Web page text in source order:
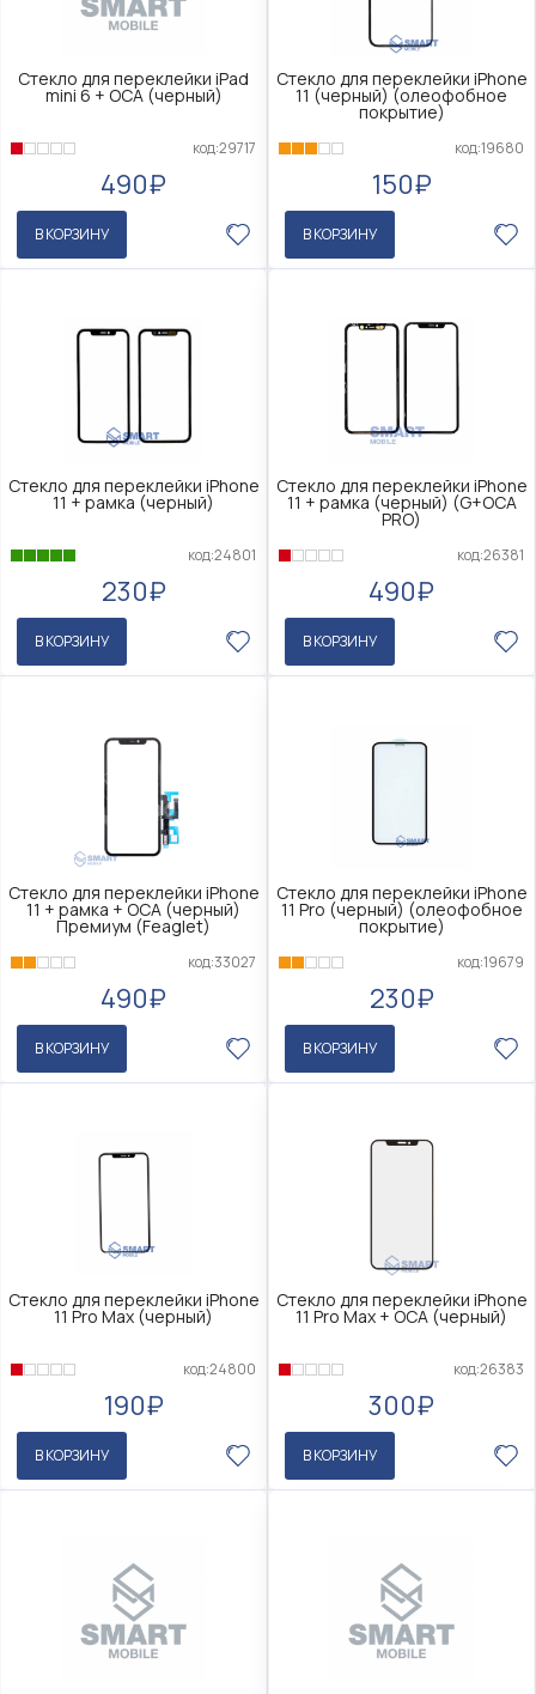
Стекло для переклейки iPad
mini 6 + OCA (черный)
код:29717
490₽
В КОРЗИНУ
Стекло для переклейки iPhone
11 (черный) (олеофобное
покрытие)
код:19680
150₽
В КОРЗИНУ
Стекло для переклейки iPhone
11 + рамка (черный)
код:24801
230₽
В КОРЗИНУ
Стекло для переклейки iPhone
11 + рамка (черный) (G+OCA
PRO)
код:26381
490₽
В КОРЗИНУ
Стекло для переклейки iPhone
11 + рамка + OCA (черный)
Премиум (Feaglet)
код:33027
490₽
В КОРЗИНУ
Стекло для переклейки iPhone
11 Pro (черный) (олеофобное
покрытие)
код:19679
230₽
В КОРЗИНУ
Стекло для переклейки iPhone
11 Pro Max (черный)
код:24800
190₽
В КОРЗИНУ
Стекло для переклейки iPhone
11 Pro Max + OCA (черный)
код:26383
300₽
В КОРЗИНУ